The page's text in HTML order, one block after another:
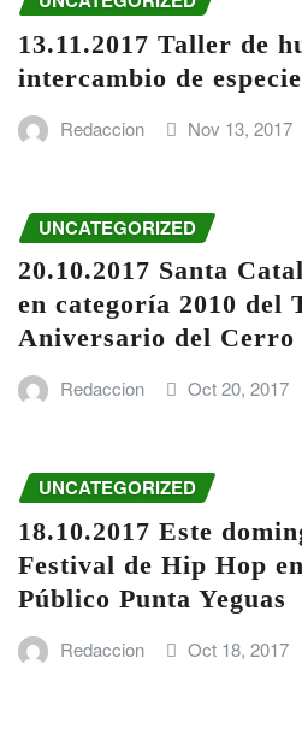
13.11.2017 Taller de
intercambio de
Redaccion Nov 13, 2017
UNCATEGORIZED
20.10.2017 Santa
en categoría 2010 del
Aniversario del Cerro
Redaccion Oct 20, 2017
UNCATEGORIZED
18.10.2017 Este
Festival de Hip Hop
Público Punta Yeguas
Redaccion Oct 18, 2017